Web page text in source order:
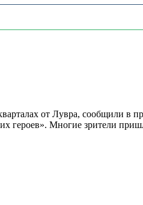
от Лувра, сообщили в
героев». Многие зрители